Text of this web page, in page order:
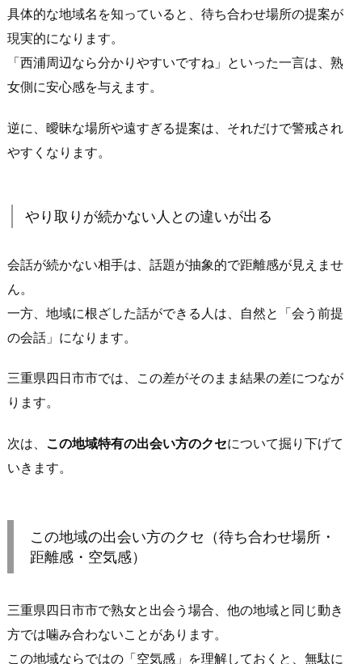
実
で
う
ま
が
早
3.
場
会
る
人」
優
し
て
て
い
多
具体的な地域名を知っていると、待ち合わせ場所の提案が
現実的になります。
「西浦周辺なら分かりやすいですね」といった一言は、熟
女側に安心感を与えます。
逆に、曖昧な場所や遠すぎる提案は、それだけで警戒され
やすくなります。
やり取りが続かない人との違いが出る
会話が続かない相手は、話題が抽象的で距離感が見えませ
ん。
一方、地域に根ざした話ができる人は、自然と「会う前提
の会話」になります。
三重県四日市市では、この差がそのまま結果の差につなが
ります。
次は、 この地域特有の出会い方のクセについて掘り下げて
いきます。
この地域の出会い方のクセ（待ち合わせ場所・
距離感・空気感）
三重県四日市市で熟女と出会う場合、他の地域と同じ動き
方では噛み合わないことがあります。
この地域ならではの「空気感」を理解しておくと、無駄に